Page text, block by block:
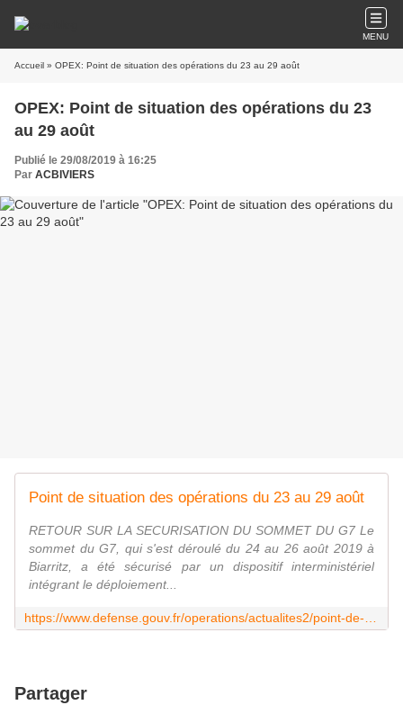
MENU
Accueil » OPEX: Point de situation des opérations du 23 au 29 août
OPEX: Point de situation des opérations du 23
au 29 août
Publié le 29/08/2019 à 16:25
Par ACBIVIERS
Point de situation des opérations du 23 au 29 août
RETOUR SUR LA SECURISATION DU SOMMET DU G7 Le
sommet du G7, qui s'est déroulé du 24 au 26 août 2019 à
Biarritz, a été sécurisé par un dispositif interministériel
intégrant le déploiement...
Partager